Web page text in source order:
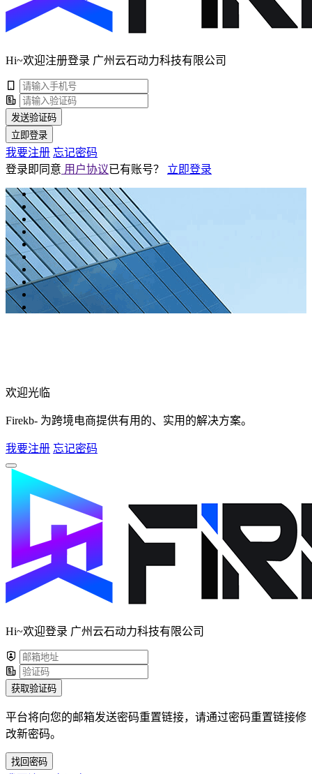
Hi~欢迎注册登录 广州云石动力科技有限公司
发送验证码
立即登录
我要注册 忘记密码
登录即同意 用户协议已有账号？ 立即登录
欢迎光临
Firekb- 为跨境电商提供有用的、实用的解决方案。
我要注册 忘记密码
Hi~欢迎登录 广州云石动力科技有限公司
获取验证码
平台将向您的邮箱发送密码重置链接，请通过密码重置链接修
改新密码。
找回密码